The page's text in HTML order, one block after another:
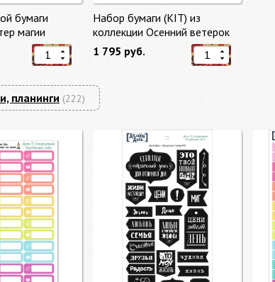
бумаги
магии
10 листов +
Набор бумаги (KIT) из
коллекции Осенний ветерок
"Autumn Breeze"
1 795 руб.
планинги (222)